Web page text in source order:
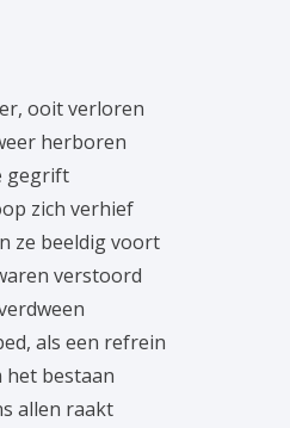
ooit verloren
herboren
gegrift
zich verhief
ze beeldig voort
verstoord
als een refrein
het bestaan
allen raakt